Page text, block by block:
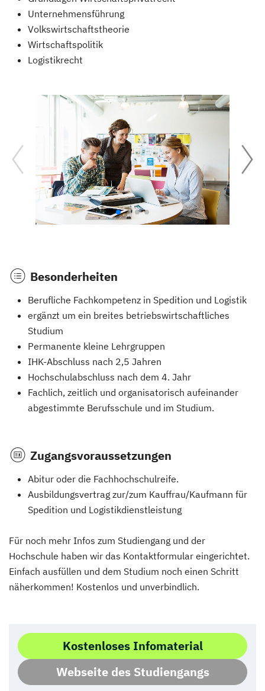
Unternehmensführung
Volkswirtschaftstheorie
Wirtschaftspolitik
Logistikrecht
Besonderheiten
Berufliche Fachkompetenz in Spedition und Logistik
ergänzt um ein breites betriebswirtschaftliches
Studium
Permanente kleine Lehrgruppen
IHK-Abschluss nach 2,5 Jahren
Hochschulabschluss nach dem 4. Jahr
Fachlich, zeitlich und organisatorisch aufeinander
abgestimmte Berufsschule und im Studium.
Zugangsvoraussetzungen
Abitur oder die Fachhochschulreife.
Ausbildungsvertrag zur/zum Kauffrau/Kaufmann für
Spedition und Logistikdienstleistung
Für noch mehr Infos zum Studiengang und der
Hochschule haben wir das Kontaktformular eingerichtet.
Einfach ausfüllen und dem Studium noch einen Schritt
näherkommen! Kostenlos und unverbindlich.
Kostenloses Infomaterial
Webseite des Studiengangs